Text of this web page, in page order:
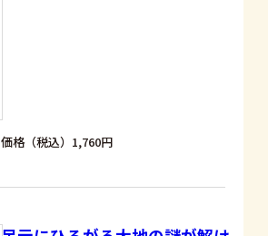
価格（税込）1,760円